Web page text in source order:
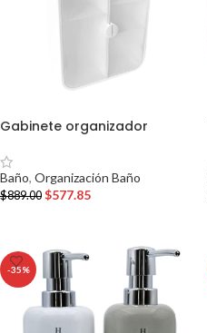
Gabinete organizador
Baño, Organización Baño
$889.00 $577.85
-35%